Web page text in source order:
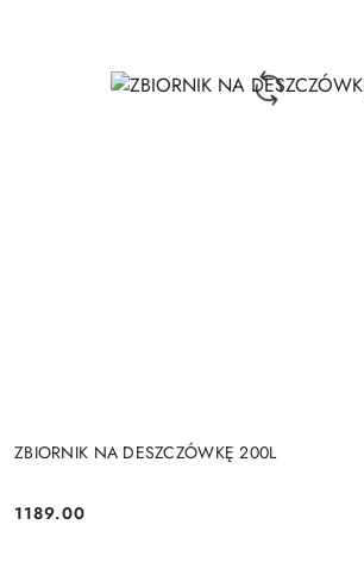
ZBIORNIK NA DESZCZÓWKĘ 200L
Cena:
1189.00